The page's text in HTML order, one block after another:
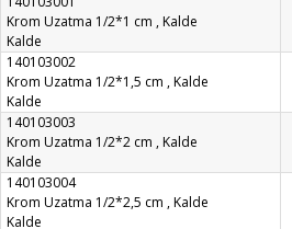
Krom Uzatma 1/2*1 cm , Kalde
Kalde
140103002
Krom Uzatma 1/2*1,5 cm , Kalde
Kalde
140103003
Krom Uzatma 1/2*2 cm , Kalde
Kalde
140103004
Krom Uzatma 1/2*2,5 cm , Kalde
Kalde